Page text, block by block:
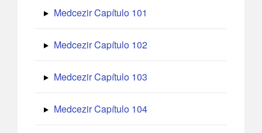
Medcezir Capítulo 101
Medcezir Capítulo 102
Medcezir Capítulo 103
Medcezir Capítulo 104